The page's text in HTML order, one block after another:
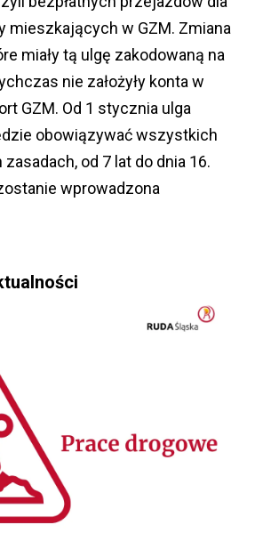
mieszkających w GZM. Zmiana
miały tą ulgę zakodowaną na
nie założyły konta w
GZM. Od 1 stycznia ulga
obowiązywać wszystkich
od 7 lat do dnia 16.
wprowadzona